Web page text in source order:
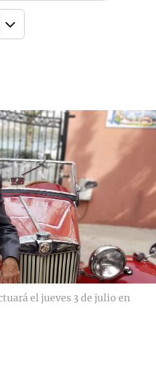
el jueves 3 de julio en